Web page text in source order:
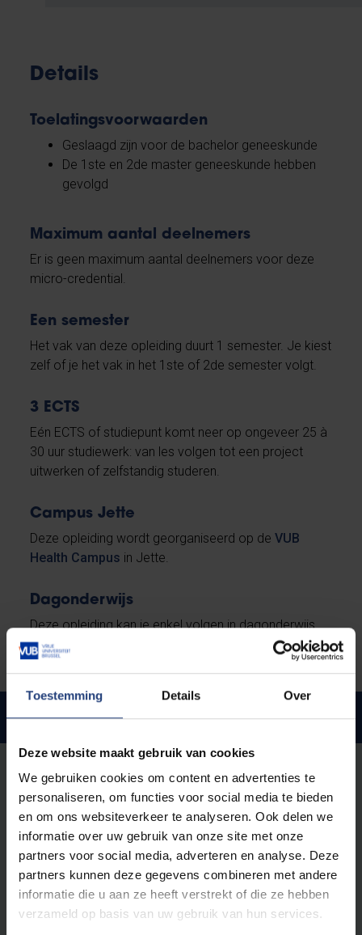
Toestemming Details Over
Deze website maakt gebruik van cookies
We gebruiken cookies om content en advertenties te
personaliseren, om functies voor social media te bieden
en om ons websiteverkeer te analyseren. Ook delen we
informatie over uw gebruik van onze site met onze
partners voor social media, adverteren en analyse. Deze
partners kunnen deze gegevens combineren met andere
informatie die u aan ze heeft verstrekt of die ze hebben
verzameld op basis van uw gebruik van hun services.
Details
Toelatingsvoorwaarden
Geslaagd zijn voor de bachelor geneeskunde
De 1ste en 2de master geneeskunde hebben
gevolgd
Maximum aantal deelnemers
Er is geen maximum aantal deelnemers voor deze
micro-credential.
Een semester
Het vak van deze opleiding duurt 1 semester. Je kiest
zelf of je het vak in het 1ste of 2de semester volgt.
3 ECTS
Eén ECTS of studiepunt komt neer op ongeveer 25 à
30 uur studiewerk: van les volgen tot een project
uitwerken of zelfstandig studeren.
Campus Jette
Deze opleiding wordt georganiseerd op deVUB
Health Campus in Jette.
Dagonderwijs
Deze opleiding kan je enkel volgen in dagonderwijs.
Wat is een micro-credential?
De micro-credentials zijn kleine opleidingen van
academisch niveaudie zich richten op specifieke
competenties. Ze bestaan vaak uitéén of enkele
vakken, of delen ervan, die meestal ook worden
gegeven in een universitaire bachelor- of
masteropleiding. Meestal worden de lessen gegeven
gedurende enkele urenverspreid over één
semester of één academiejaar. Het zijn letterlijk